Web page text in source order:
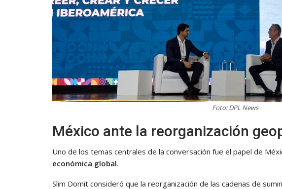
Foto: DPL News
México ante la reorganización
Uno de los temas centrales de la conversación fue el papel de
económica global.
Slim Domit consideró que la reorganización de las cadenas de